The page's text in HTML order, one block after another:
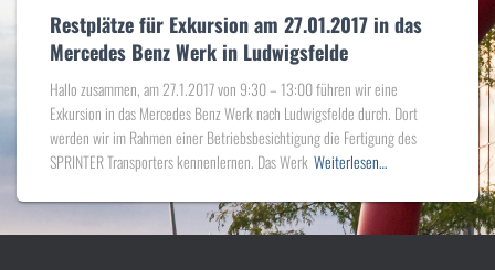
Restplätze für Exkursion am 27.01.2017 in das
Mercedes Benz Werk in Ludwigsfelde
Hallo zusammen, am 27.1.2017 von 9:30 – 13:00 führen wir eine
Exkursion in das Mercedes Benz Werk nach Ludwigsfelde durch. Dort
werden wir im Rahmen einer Betriebsbesichtigung die Fertigung des
SPRINTER Transporters kennenlernen. Das Werk Weiterlesen…